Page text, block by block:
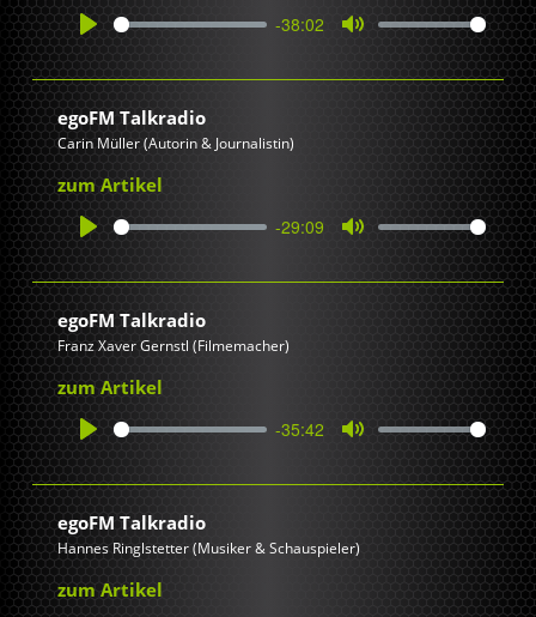
-38:02
egoFM Talkradio
Carin Müller (Autorin & Journalistin)
zum Artikel
-29:09
egoFM Talkradio
Franz Xaver Gernstl (Filmemacher)
zum Artikel
-35:42
egoFM Talkradio
Hannes Ringlstetter (Musiker & Schauspieler)
zum Artikel